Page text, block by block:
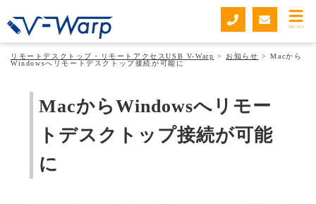
MENU
リモートデスクトップ・リモートアクセスUSB V-Warp > お知らせ >Macから
Windowsへリモートデスクトップ接続が可能に
お知らせ
MacからWindowsへリモー
トデスクトップ接続が可能
に